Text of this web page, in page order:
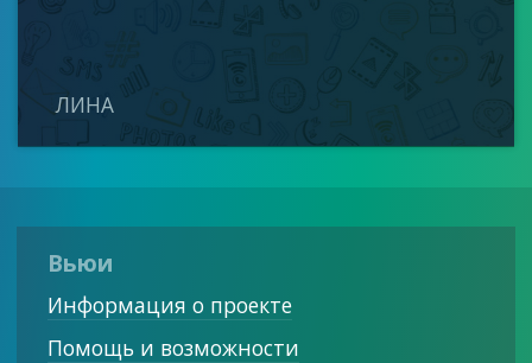
ЛИНА
Вьюи
Информация о проекте
Помощь и возможности